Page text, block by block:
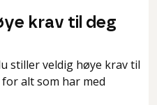
krav til deg
stiller veldig høye krav til
alt som har med